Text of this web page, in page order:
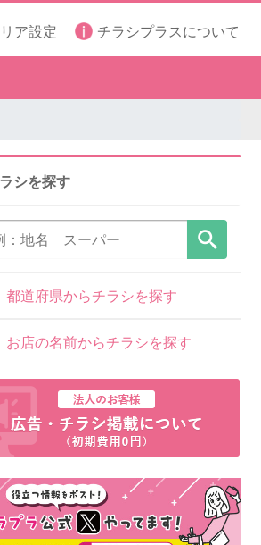
ア設定 チラシプラスについて
シを探す
都道府県からチラシを探す
お店の名前からチラシを探す